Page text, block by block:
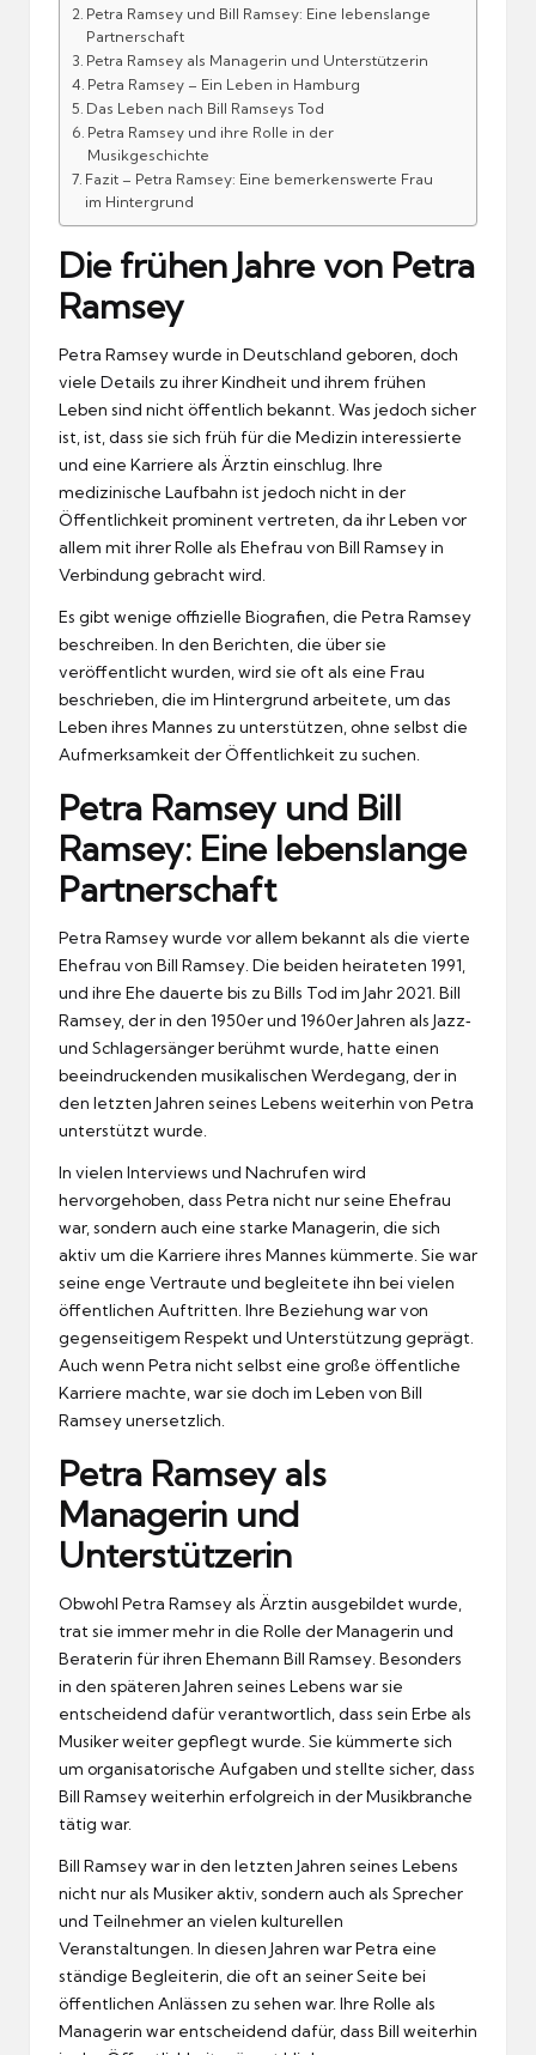
Petra Ramsey und Bill Ramsey: Eine lebenslange
Partnerschaft
Petra Ramsey als Managerin und Unterstützerin
Petra Ramsey – Ein Leben in Hamburg
Das Leben nach Bill Ramseys Tod
Petra Ramsey und ihre Rolle in der
Musikgeschichte
Fazit – Petra Ramsey: Eine bemerkenswerte Frau
im Hintergrund
Die frühen Jahre von Petra
Ramsey
Petra Ramsey wurde in Deutschland geboren, doch
viele Details zu ihrer Kindheit und ihrem frühen
Leben sind nicht öffentlich bekannt. Was jedoch sicher
ist, ist, dass sie sich früh für die Medizin interessierte
und eine Karriere als Ärztin einschlug. Ihre
medizinische Laufbahn ist jedoch nicht in der
Öffentlichkeit prominent vertreten, da ihr Leben vor
allem mit ihrer Rolle als Ehefrau von Bill Ramsey in
Verbindung gebracht wird.
Es gibt wenige offizielle Biografien, die Petra Ramsey
beschreiben. In den Berichten, die über sie
veröffentlicht wurden, wird sie oft als eine Frau
beschrieben, die im Hintergrund arbeitete, um das
Leben ihres Mannes zu unterstützen, ohne selbst die
Aufmerksamkeit der Öffentlichkeit zu suchen.
Petra Ramsey und Bill
Ramsey: Eine lebenslange
Partnerschaft
Petra Ramsey wurde vor allem bekannt als die vierte
Ehefrau von Bill Ramsey. Die beiden heirateten 1991,
und ihre Ehe dauerte bis zu Bills Tod im Jahr 2021. Bill
Ramsey, der in den 1950er und 1960er Jahren als Jazz‑
und Schlagersänger berühmt wurde, hatte einen
beeindruckenden musikalischen Werdegang, der in
den letzten Jahren seines Lebens weiterhin von Petra
unterstützt wurde.
In vielen Interviews und Nachrufen wird
hervorgehoben, dass Petra nicht nur seine Ehefrau
war, sondern auch eine starke Managerin, die sich
aktiv um die Karriere ihres Mannes kümmerte. Sie war
seine enge Vertraute und begleitete ihn bei vielen
öffentlichen Auftritten. Ihre Beziehung war von
gegenseitigem Respekt und Unterstützung geprägt.
Auch wenn Petra nicht selbst eine große öffentliche
Karriere machte, war sie doch im Leben von Bill
Ramsey unersetzlich.
Petra Ramsey als
Managerin und
Unterstützerin
Obwohl Petra Ramsey als Ärztin ausgebildet wurde,
trat sie immer mehr in die Rolle der Managerin und
Beraterin für ihren Ehemann Bill Ramsey. Besonders
in den späteren Jahren seines Lebens war sie
entscheidend dafür verantwortlich, dass sein Erbe als
Musiker weiter gepflegt wurde. Sie kümmerte sich
um organisatorische Aufgaben und stellte sicher, dass
Bill Ramsey weiterhin erfolgreich in der Musikbranche
tätig war.
Bill Ramsey war in den letzten Jahren seines Lebens
nicht nur als Musiker aktiv, sondern auch als Sprecher
und Teilnehmer an vielen kulturellen
Veranstaltungen. In diesen Jahren war Petra eine
ständige Begleiterin, die oft an seiner Seite bei
öffentlichen Anlässen zu sehen war. Ihre Rolle als
Managerin war entscheidend dafür, dass Bill weiterhin